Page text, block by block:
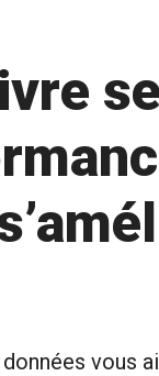
données vous